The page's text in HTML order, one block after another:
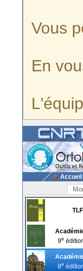
Vous
En
Accueil
9e
8e